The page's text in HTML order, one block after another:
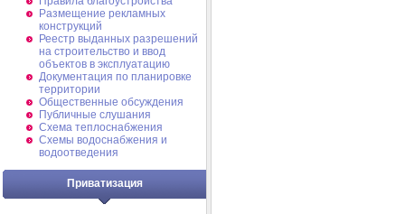
Размещение рекламных
конструкций
Реестр выданных разрешений
на строительство и ввод
объектов в эксплуатацию
Документация по планировке
территории
Общественные обсуждения
Публичные слушания
Схема теплоснабжения
Схемы водоснабжения и
водоотведения
Приватизация